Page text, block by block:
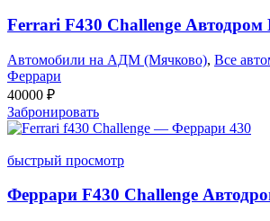
Ferrari F430 Challenge
Автомобили на АДМ (Мячково), Все
Феррари
40000 ₽
Забронировать
быстрый просмотр
Феррари F430 Challenge